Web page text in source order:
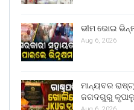
ଭୀମ ଭୋଇ
Aug 6, 2026
ମାନ୍ୟବର
ଜଗଦଗୁରୁ